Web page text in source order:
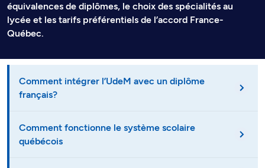
équivalences de diplômes, le choix des spécialités au
lycée et les tarifs préférentiels de l’accord France-
Québec.
Comment intégrer l’UdeM avec un diplôme
français?
Comment fonctionne le système scolaire
québécois